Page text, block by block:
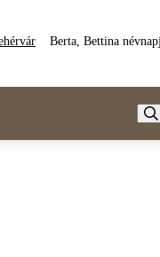
Berta, Bettina